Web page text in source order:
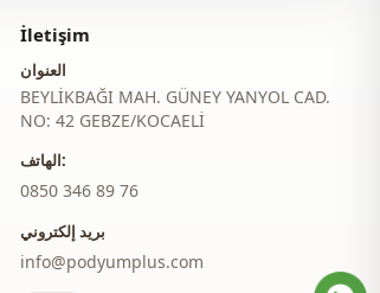
İletişim
العنوان
BEYLİKBAĞI MAH. GÜNEY YANYOL CAD.
NO: 42 GEBZE/KOCAELİ
الهاتف:
‎0850 346 89 76
بريد إلكتروني
info@podyumplus.com